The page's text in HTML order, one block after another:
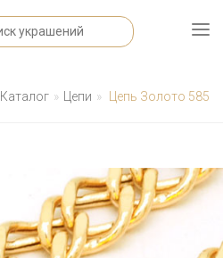
Каталог Цепи Цепь Золото 585